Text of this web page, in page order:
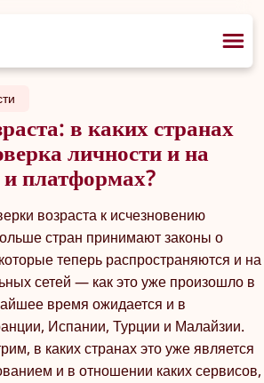
в каких странах
личности и на
платформах?
возраста к исчезновению
стран принимают законы о
теперь распространяются и на
сетей — как это уже произошло в
время ожидается и в
Испании, Турции и Малайзии.
в каких странах это уже является
и в отношении каких сервисов,